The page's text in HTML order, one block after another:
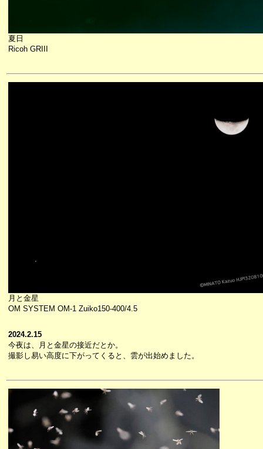
夏日
Ricoh GRIII
月と金星
OM SYSTEM OM-1 Zuiko150-400/4.5
2024.2.15
今夜は、月と金星の接近だとか。
撮影し易い高度に下がってくると、雲が出始めました。